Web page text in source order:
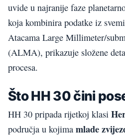
uvide u najranije faze
koja kombinira podatke iz
Atacama Large Millimeter/
(ALMA), prikazuje složene
procesa.
Što HH 30 čini
HH 30 pripada rijetkoj klasi
područja u kojima mlade